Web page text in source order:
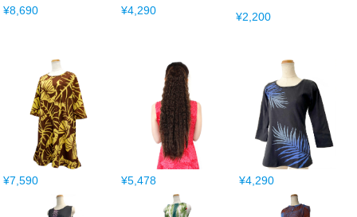
¥8,690 ¥4,290
¥2,200
¥7,590 ¥5,478 ¥4,290